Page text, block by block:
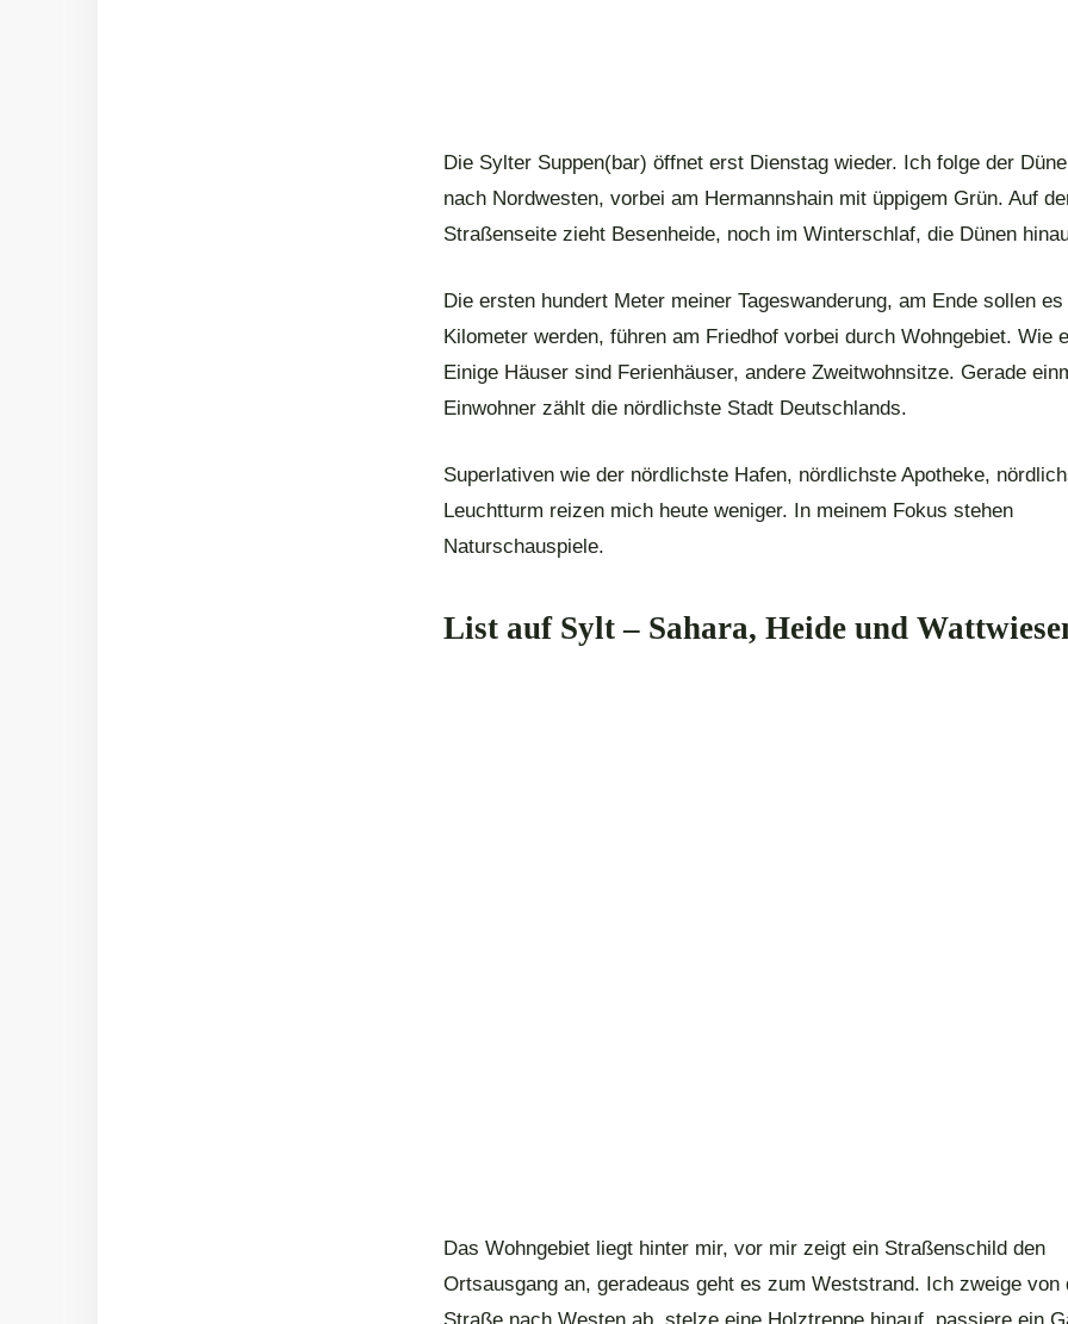
Die Sylter Suppen(bar) öffnet erst Dienstag wieder. Ich folge der
nach Nordwesten, vorbei am Hermannshain mit üppigem Grün. Auf
Straßenseite zieht Besenheide, noch im Winterschlaf, die Dünen
Die ersten hundert Meter meiner Tageswanderung, am Ende sollen es
Kilometer werden, führen am Friedhof vorbei durch Wohngebiet. Wie
Einige Häuser sind Ferienhäuser, andere Zweitwohnsitze. Gerade
Einwohner zählt die nördlichste Stadt Deutschlands.
Superlativen wie der nördlichste Hafen, nördlichste Apotheke,
Leuchtturm reizen mich heute weniger. In meinem Fokus stehen
Naturschauspiele.
List auf Sylt – Sahara, Heide und
Das Wohngebiet liegt hinter mir, vor mir zeigt ein Straßenschild den
Ortsausgang an, geradeaus geht es zum Weststrand. Ich zweige von